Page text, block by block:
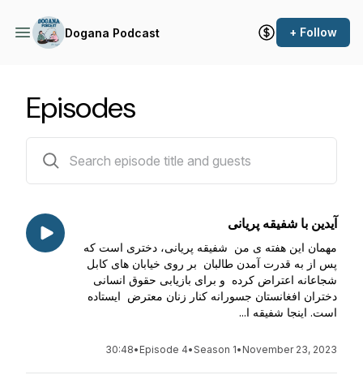
Dogana Podcast + Follow
Episodes
آیدین با شفیقه پریانی
مهمان این هفته ی من شفیقه پریانی، دختری است که
پس از به قدرت آمدن طالبان بر روی خیابان های کابل
شجاعانه اعتراض کرده و برای بازیابی حقوق انسانی
دختران افغانستان جسورانه کنار زنان معترض ایستاده
است. اینجا شفیقه ا...
November 23, 2023
•
Season 1
•
Episode 4
•
30:48